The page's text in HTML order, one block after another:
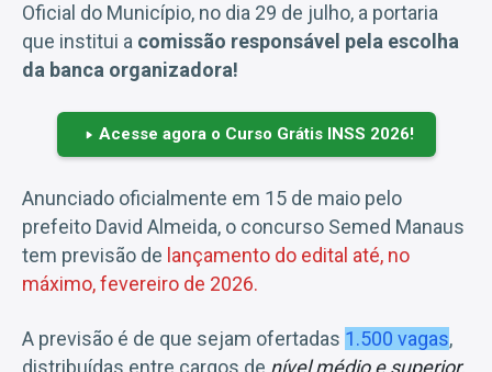
Oficial do Município, no dia 29 de julho, a portaria
que institui a comissão responsável pela escolha
da banca organizadora!
Acesse agora o Curso Grátis INSS 2026!
Anunciado oficialmente em 15 de maio pelo
prefeito David Almeida, o concurso Semed Manaus
tem previsão de lançamento do edital até, no
máximo, fevereiro de 2026.
A previsão é de que sejam ofertadas 1.500 vagas,